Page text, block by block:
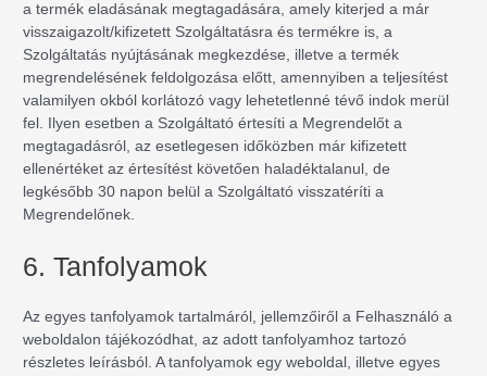
a termék eladásának megtagadására, amely kiterjed a már
visszaigazolt/kifizetett Szolgáltatásra és termékre is, a
Szolgáltatás nyújtásának megkezdése, illetve a termék
megrendelésének feldolgozása előtt, amennyiben a teljesítést
valamilyen okból korlátozó vagy lehetetlenné tévő indok merül
fel. Ilyen esetben a Szolgáltató értesíti a Megrendelőt a
megtagadásról, az esetlegesen időközben már kifizetett
ellenértéket az értesítést követően haladéktalanul, de
legkésőbb 30 napon belül a Szolgáltató visszatéríti a
Megrendelőnek.
6. Tanfolyamok
Az egyes tanfolyamok tartalmáról, jellemzőiről a Felhasználó a
weboldalon tájékozódhat, az adott tanfolyamhoz tartozó
részletes leírásból. A tanfolyamok egy weboldal, illetve egyes